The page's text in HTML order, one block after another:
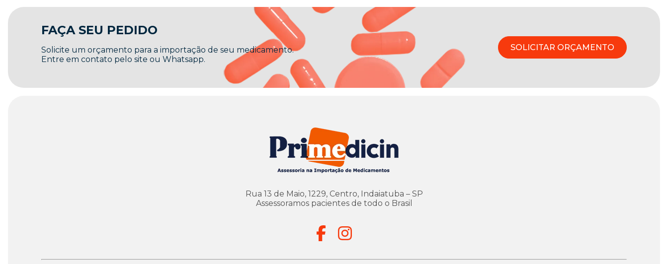
FAÇA SEU PEDIDO
Solicite um orçamento para a importação de seu medicamento.
Entre em contato pelo site ou Whatsapp.
SOLICITAR ORÇAMENTO
Rua 13 de Maio, 1229, Centro, Indaiatuba – SP
Assessoramos pacientes de todo o Brasil